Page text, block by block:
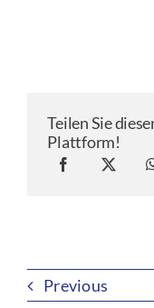
Teilen Sie
Plattform!
Previous